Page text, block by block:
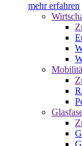
mehr erfahren